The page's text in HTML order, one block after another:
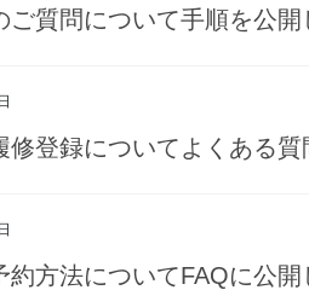
ご質問について手順を公開
修登録についてよくある質
約方法についてFAQに公